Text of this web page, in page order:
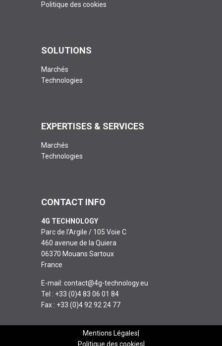
Politique des cookies
SOLUTIONS
Marchés
Technologies
EXPERTISES & SERVICES
Marchés
Technologies
CONTACT INFO
4G TECHNOLOGY
Parc de l’Argile / 105 Voie C
460 avenue de la Quiera
06370 Mouans Sartoux
France
E-mail: contact@4g-technology.eu
Tel : +33 (0)4 83 06 01 84
Fax : +33 (0)4 92 92 24 77
Mentions Légales
Politique des cookies